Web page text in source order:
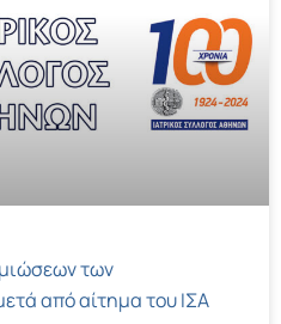
των
από αίτημα του ΙΣΑ